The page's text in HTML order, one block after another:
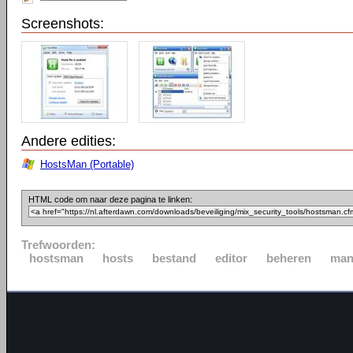
Screenshots:
Andere edities:
HostsMan (Portable)
HTML code om naar deze pagina te linken:
Trefwoorden:
hostsman
hosts bestand editor beheren